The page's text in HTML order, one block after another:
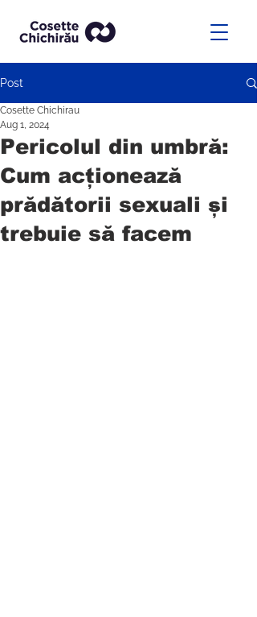
Post
Pericolul din umbră:
Cum acționează
prădătorii sexuali și
trebuie să facem
Cosette Chichirau
Aug 1, 2024